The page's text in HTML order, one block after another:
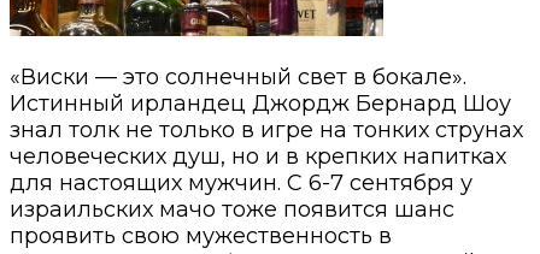
«Виски — это солнечный свет в бокале».
Истинный ирландец Джордж Бернард Шоу
знал толк не только в игре на тонких струнах
человеческих душ, но и в крепких напитках
для настоящих мужчин. С 6-7 сентября у
израильских мачо тоже появится шанс
проявить свою мужественность в